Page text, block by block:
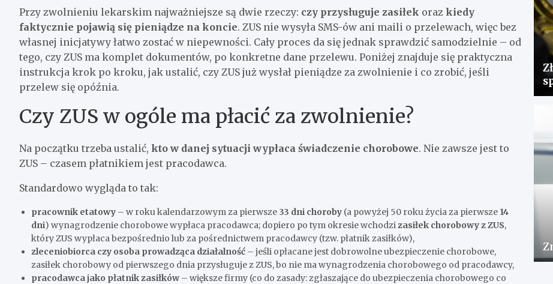
Przy zwolnieniu lekarskim najważniejsze są dwie rzeczy: czy przysługuje zasiłek oraz kiedy
faktycznie pojawią się pieniądze na koncie. ZUS nie wysyła SMS-ów ani maili o przelewach, więc bez
własnej inicjatywy łatwo zostać w niepewności. Cały proces da się jednak sprawdzić samodzielnie – od
tego, czy ZUS ma komplet dokumentów, po konkretne dane przelewu. Poniżej znajduje się praktyczna
instrukcja krok po kroku, jak ustalić, czy ZUS już wysłał pieniądze za zwolnienie i co zrobić, jeśli
przelew się opóźnia.
Czy ZUS w ogóle ma płacić za zwolnienie?
Na początku trzeba ustalić, kto w danej sytuacji wypłaca świadczenie chorobowe. Nie zawsze jest to
ZUS – czasem płatnikiem jest pracodawca.
Standardowo wygląda to tak:
pracownik etatowy – w roku kalendarzowym za pierwsze 33 dni choroby (a powyżej 50 roku życia za pierwsze 14
dni) wynagrodzenie chorobowe wypłaca pracodawca; dopiero po tym okresie wchodzizasiłek chorobowy z ZUS,
który ZUS wypłaca bezpośrednio lub za pośrednictwem pracodawcy (tzw. płatnik zasiłków),
zleceniobiorca czy osoba prowadząca działalność – jeśli opłacane jest dobrowolne ubezpieczenie chorobowe,
zasiłek chorobowy od pierwszego dnia przysługuje z ZUS, bo nie ma wynagrodzenia chorobowego od pracodawcy,
pracodawca jako płatnik zasiłków– większe firmy (co do zasady: zgłaszające do ubezpieczenia chorobowego co